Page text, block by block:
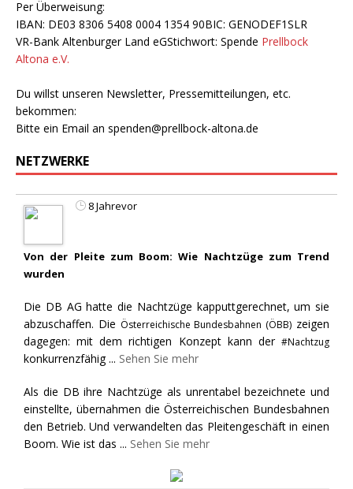
Per Überweisung:
IBAN: DE03 8306 5408 0004 1354 90BIC: GENODEF1SLR
VR-Bank Altenburger Land eGStichwort: Spende Prellbock
Altona e.V.
Du willst unseren Newsletter, Pressemitteilungen, etc.
bekommen:
Bitte ein Email an spenden@prellbock-altona.de
NETZWERKE
8 Jahrevor
Von der Pleite zum Boom: Wie Nachtzüge zum Trend
wurden
Die DB AG hatte die Nachtzüge kapputtgerechnet, um sie
abzuschaffen. Die Österreichische Bundesbahnen (ÖBB) zeigen
dagegen: mit dem richtigen Konzept kann der #Nachtzug
konkurrenzfähig ... Sehen Sie mehr
Als die DB ihre Nachtzüge als unrentabel bezeichnete und
einstellte, übernahmen die Österreichischen Bundesbahnen
den Betrieb. Und verwandelten das Pleitengeschäft in einen
Boom. Wie ist das ... Sehen Sie mehr